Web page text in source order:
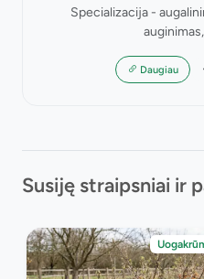
Specializacija -
Daugiau
Susiję straipsniai ir